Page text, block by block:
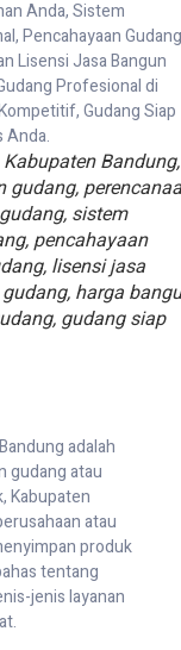
Bandung,
gudang,
sistem
pencahayaan
lisensi jasa
harga
gudang siap
adalah
gudang atau
Kabupaten
atau
produk
tentang
jenis layanan